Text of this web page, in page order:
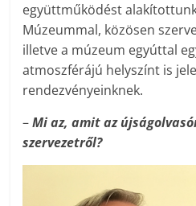
együttműködést
Múzeummal, közösen
illetve a múzeum egyúttal
atmoszférájú helyszínt is
rendezvényeinknek.
–Mi az, amit az
szervezetről?